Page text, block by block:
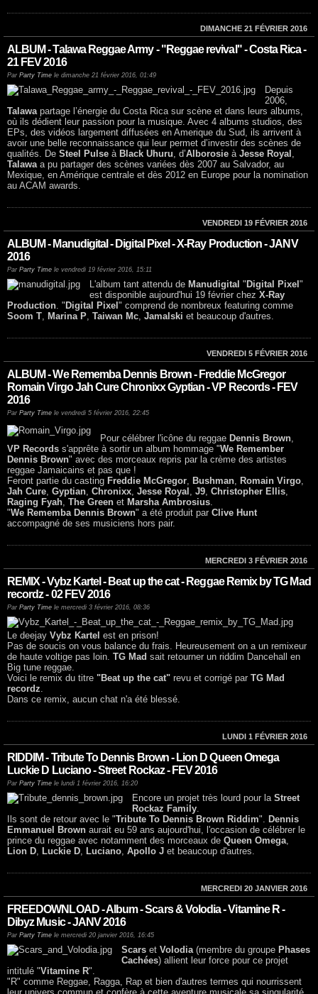
DIMANCHE 21 FÉVRIER 2016
ALBUM - Talawa Reggae Army - "Reggae revival" - Costa Rica -
21 FEV 2016
Par Party Time le dimanche 21 février 2016, 01:49
Depuis
2006,
Talawapartage l’énergie du Costa Rica sur scène et dans leurs albums,
où ils dédient leur passion pour la musique. Avec 4 albums studios, des
EPs, des vidéos largement diffusées en Amerique du Sud, ils arrivent à
avoir une belle reconnaissance qui leur permet d’investir des scènes de
qualités. De Steel Pulse à Black Uhuru, d’Alborosie à Jesse Royal ,
Talawaa pu partager des scènes variées dès 2007 au Salvador, au
Mexique, en Amérique centrale et dès 2012 en Europe pour la nomination
au ACAM awards.
VENDREDI 19 FÉVRIER 2016
ALBUM - Manudigital - Digital Pixel - X-Ray Production - JANV
2016
Par Party Time le vendredi 19 février 2016, 15:11
L'album tant attendu de Manudigital " Digital Pixel"
est disponible aujourd'hui 19 février chezX-Ray
Production. " Digital Pixel " comprend de nombreux featuring comme
Soom T, Marina P, Taiwan Mc, Jamalski et beaucoup d'autres.
VENDREDI 5 FÉVRIER 2016
ALBUM - We Rememba Dennis Brown - Freddie McGregor
Romain Virgo Jah Cure Chronixx Gyptian - VP Records - FEV
2016
Par Party Time le vendredi 5 février 2016, 22:45
Pour célébrer l'icône du reggae Dennis Brown,
VP Records s'apprête à sortir un album hommage "We Remember
Dennis Brown" avec des morceaux repris par la crème des artistes
reggae Jamaicains et pas que !
Feront partie du casting Freddie McGregor, Bushman, Romain Virgo,
Jah Cure, Gyptian, Chronixx, Jesse Royal , J9, Christopher Ellis,
Raging Fyah, The Green et Marsha Ambrosius.
"We Rememba Dennis Brown" a été produit par Clive Hunt
accompagné de ses musiciens hors pair.
MERCREDI 3 FÉVRIER 2016
REMIX - Vybz Kartel - Beat up the cat - Reggae Remix by TG Mad
recordz - 02 FEV 2016
Par Party Time le mercredi 3 février 2016, 08:36
Le deejay Vybz Kartel est en prison!
Pas de soucis on vous balance du frais. Heureusement on a un remixeur
de haute voltige pas loin. TG Mad sait retourner un riddim Dancehall en
Big tune reggae.
Voici le remix du titre "Beat up the cat" revu et corrigé par TG Mad
recordz
Dans ce remix, aucun chat n'a été blessé.
LUNDI 1 FÉVRIER 2016
RIDDIM - Tribute To Dennis Brown - Lion D Queen Omega
Luckie D Luciano - Street Rockaz - FEV 2016
Par Party Time le lundi 1 février 2016, 16:20
Encore un projet très lourd pour laStreet
Rockaz Family
Ils sont de retour avec le "Tribute To Dennis Brown Riddim".
Dennis
Emmanuel Brown aurait eu 59 ans aujourd'hui, l'occasion de célébrer le
prince du reggae avec notamment des morceaux de Queen Omega
Lion D
Luckie D Luciano Apollo J et beaucoup d'autres.
MERCREDI 20 JANVIER 2016
FREEDOWNLOAD - Album - Scars & Volodia - Vitamine R -
Dibyz Music - JANV 2016
Par Party Time le mercredi 20 janvier 2016, 16:45
Scars etVolodia (membre du groupe Phases
Cachées) allient leur force pour ce projet
intitulé "Vitamine R".
"R" comme Reggae, Ragga, Rap et bien d'autres termes qui nourrissent